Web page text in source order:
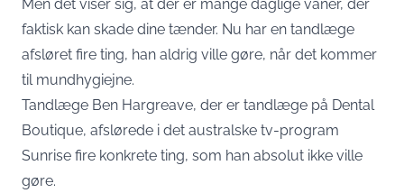
Men det viser sig, at der er mange daglige vaner, der
faktisk kan skade dine tænder. Nu har en tandlæge
afsløret fire ting, han aldrig ville gøre, når det kommer
til mundhygiejne.
Tandlæge Ben Hargreave, der er tandlæge på Dental
Boutique, afslørede i det australske tv-program
Sunrise fire konkrete ting, som han absolut ikke ville
gøre.